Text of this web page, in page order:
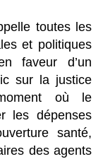
toutes les
et politiques
faveur d’un
sur la justice
où le
les dépenses
santé,
des agents